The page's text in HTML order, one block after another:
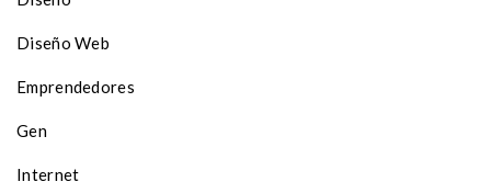
Diseño Web
Emprendedores
Gen
Internet